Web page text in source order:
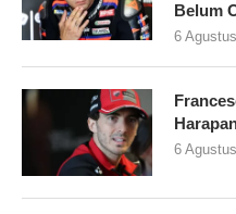
Belum
6
6